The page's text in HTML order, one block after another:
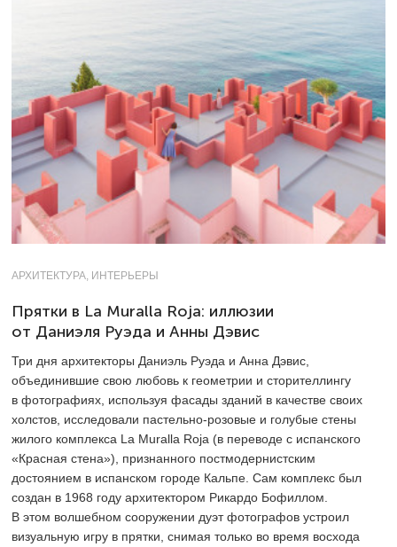
АРХИТЕКТУРА, ИНТЕРЬЕРЫ
Прятки в La Muralla Roja: иллюзии
от Даниэля Руэда и Анны Дэвис
Три дня архитекторы Даниэль Руэда и Анна Дэвис,
объединившие свою любовь к геометрии и сторителлингу
в фотографиях, используя фасады зданий в качестве своих
холстов, исследовали пастельно-розовые и голубые стены
жилого комплекса La Muralla Roja (в переводе с испанского
«Красная стена»), признанного постмодернистским
достоянием в испанском городе Кальпе. Сам комплекс был
создан в 1968 году архитектором Рикардо Бофиллом.
В этом волшебном сооружении дуэт фотографов устроил
визуальную игру в прятки, снимая только во время восхода